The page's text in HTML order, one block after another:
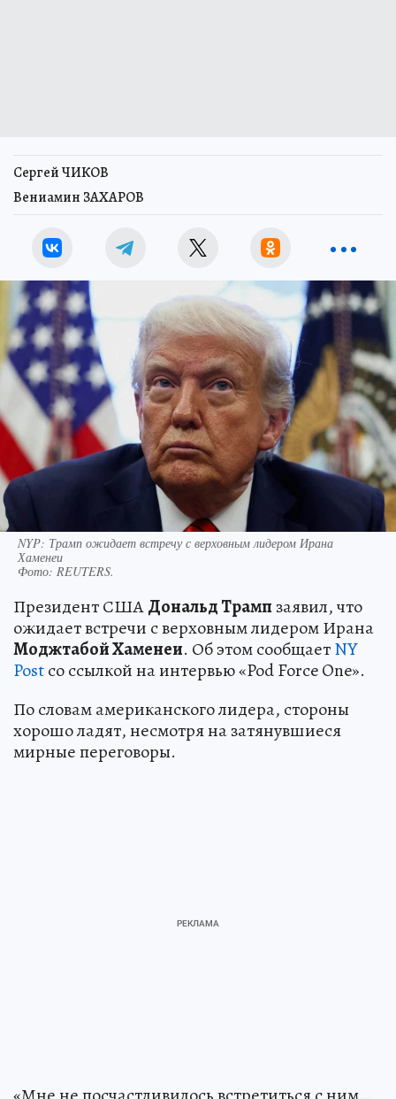
Сергей ЧИКОВ
Вениамин ЗАХАРОВ
NYP: Трамп ожидает встречу с верховным лидером Ирана
Хаменеи
Фото: REUTERS.
Президент СШАДональд Трамп заявил, что
ожидает встречи с верховным лидером Ирана
Моджтабой Хаменеи. Об этом сообщаетNY
Postсо ссылкой на интервью «Pod Force One».
По словам американского лидера, стороны
хорошо ладят, несмотря на затянувшиеся
мирные переговоры.